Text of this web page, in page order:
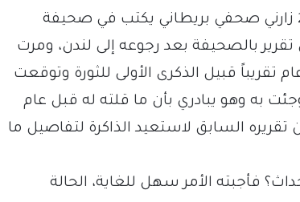
بعد شهر واحد من انتصار الثورة في 2019 زارني صحفي بريطاني يكتب في صحيفة
بالصحيفة بعد رجوعه إلى لندن، ومرت
تقريباً قبيل الذكرى الأولى للثورة وتوقعت
به وهو يبادري بأن ما قلته له قبل عام
السابق لاستعيد الذاكرة لتفاصيل ما
فأجبته الأمر سهل للغاية، الحالة